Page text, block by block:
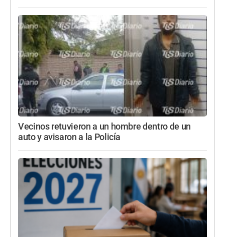
Vecinos retuvieron a un hombre dentro de un
auto y avisaron a la Policía